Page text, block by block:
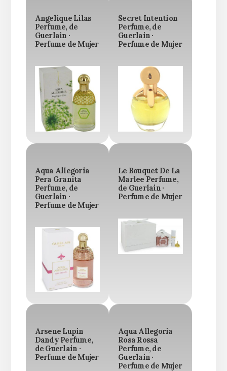
Angelique Lilas
Perfume, de
Guerlain ·
Perfume de Mujer
Secret Intention
Perfume, de
Guerlain ·
Perfume de Mujer
Aqua Allegoria
Pera Granita
Perfume, de
Guerlain ·
Perfume de Mujer
Le Bouquet De La
Marlee Perfume,
de Guerlain ·
Perfume de Mujer
Arsene Lupin
Dandy Perfume,
de Guerlain ·
Perfume de Mujer
Aqua Allegoria
Rosa Rossa
Perfume, de
Guerlain ·
Perfume de Mujer